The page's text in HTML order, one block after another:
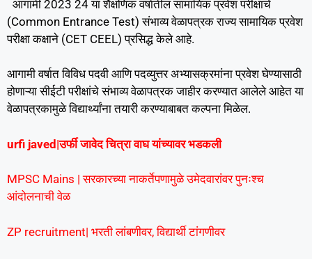
आगामी 2023 24 या शैक्षणिक वर्षातील सामायिक प्रवेश परीक्षांचे
(Common Entrance Test) संभाव्य वेळापत्रक राज्य सामायिक प्रवेश
परीक्षा कक्षाने (CET CEEL) प्रसिद्ध केले आहे.
आगामी वर्षात विविध पदवी आणि पदव्युत्तर अभ्यासक्रमांना प्रवेश घेण्यासाठी
होणाऱ्या सीईटी परीक्षांचे संभाव्य वेळापत्रक जाहीर करण्यात आलेले आहेत या
वेळापत्रकामुळे विद्यार्थ्यांना तयारी करण्याबाबत कल्पना मिळेल.
urfi javed|उर्फी जावेद चित्रा वाघ यांच्यावर भडकली
MPSC Mains | सरकारच्या नाकर्तेपणामुळे उमेदवारांवर पुनःश्च
आंदोलनाची वेळ
ZP recruitment| भरती लांबणीवर, विद्यार्थी टांगणीवर